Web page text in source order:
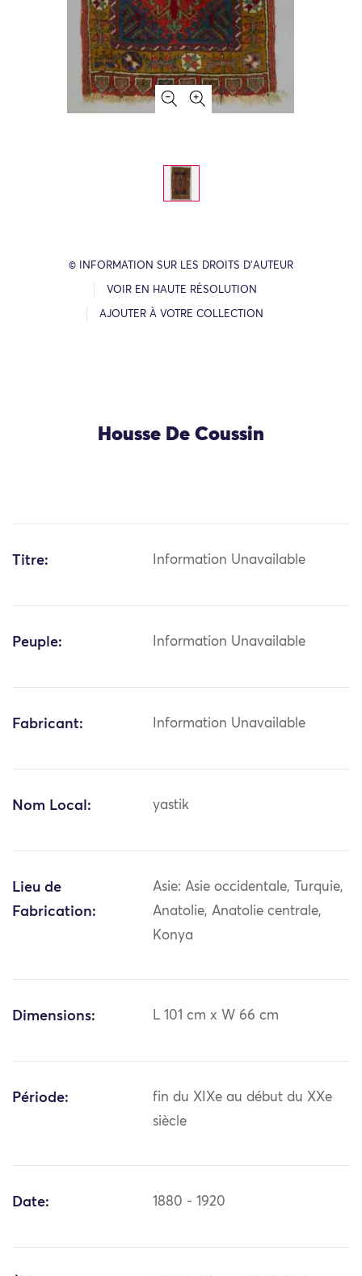
© INFORMATION SUR LES DROITS D’AUTEUR
VOIR EN HAUTE RÉSOLUTION
AJOUTER À VOTRE COLLECTION
Housse De Coussin
Titre: Information Unavailable
Peuple: Information Unavailable
Fabricant: Information Unavailable
Nom Local: yastik
Lieu de
Fabrication:
Asie: Asie occidentale, Turquie,
Anatolie, Anatolie centrale,
Konya
Dimensions: L 101 cm x W 66 cm
Période:
fin du XIXe au début du XXe
siècle
Date: 1880 - 1920